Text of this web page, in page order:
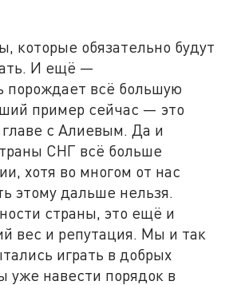
которые обязательно будут
И ещё —
порождает всё большую
пример сейчас — это
с Алиевым. Да и
СНГ всё больше
хотя во многом от нас
этому дальше нельзя.
страны, это ещё и
вес и репутация. Мы и так
играть в добрых
уже навести порядок в